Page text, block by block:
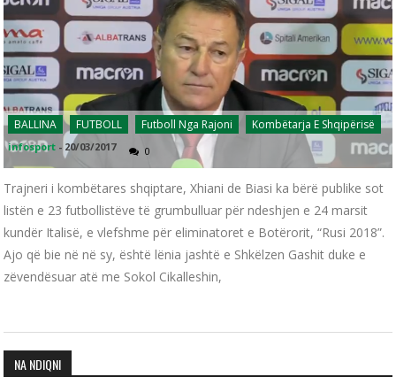
BALLINA FUTBOLL Futboll Nga Rajoni Kombëtarja E Shqipërisë
infosport - 20/03/2017 0
Trajneri i kombëtares shqiptare, Xhiani de Biasi ka bërë publike sot
listën e 23 futbollistëve të grumbulluar për ndeshjen e 24 marsit
kundër Italisë, e vlefshme për eliminatoret e Botërorit, “Rusi 2018”.
Ajo që bie në në sy, është lënia jashtë e Shkëlzen Gashit duke e
zëvendësuar atë me Sokol Cikalleshin,
NA NDIQNI